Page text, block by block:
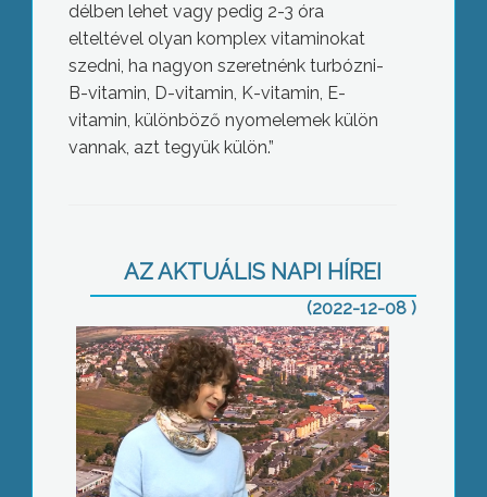
délben lehet vagy pedig 2-3 óra
elteltével olyan komplex vitaminokat
szedni, ha nagyon szeretnénk turbózni-
B-vitamin, D-vitamin, K-vitamin, E-
vitamin, különböző nyomelemek külön
vannak, azt tegyük külön.”
AZ AKTUÁLIS NAPI HÍREI
(2022-12-08 )
Ismét látogatható a kilátó